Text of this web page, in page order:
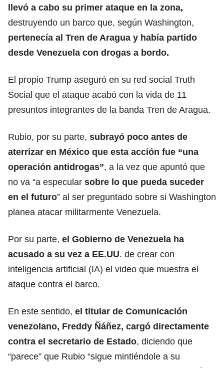
llevó a cabo su primer ataque en la zona,
destruyendo un barco que, según Washington,
pertenecía al Tren de Aragua y había partido
desde Venezuela con drogas a bordo.
El propio Trump aseguró en su red social Truth
Social que el ataque acabó con la vida de 11
presuntos integrantes de la banda Tren de Aragua.
Rubio, por su parte, subrayó poco antes de
aterrizar en México que esta acción fue “una
operación antidrogas”, a la vez que apuntó que
no va “a especular sobre lo que pueda suceder
en el futuro” al ser preguntado sobre si Washington
planea atacar militarmente Venezuela.
Por su parte, el Gobierno de Venezuela ha
acusado a su vez a EE.UU. de crear con
inteligencia artificial (IA) el video que muestra el
ataque contra el barco.
En este sentido, el titular de Comunicación
venezolano, Freddy Ñáñez, cargó directamente
contra el secretario de Estado, diciendo que
“parece” que Rubio “sigue mintiéndole a su